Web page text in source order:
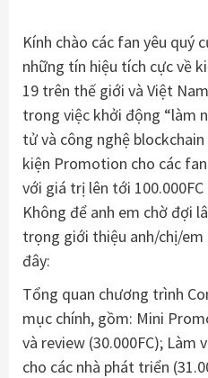
Kính chào các fan yêu quý
những tín hiệu tích cực về
19 trên thế giới và Việt
trong việc khởi động “làm
tử và công nghệ
kiện Promotion cho các
với giá trị lên tới
Không để anh em chờ đợi
trọng giới thiệu anh/chị/
đây:
Tổng quan chương trình
mục chính, gồm: Mini
và review (30.000FC); Làm
cho các nhà phát triển